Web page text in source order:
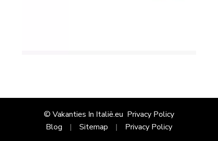
© Vakanties In Italië.eu Privacy Policy
Blog
Sitemap Privacy Policy